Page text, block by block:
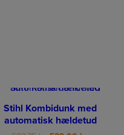
Stihl Kombidunk med
automatisk hældetud